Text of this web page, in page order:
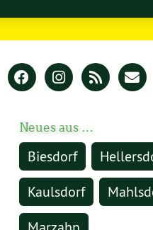
Neues aus …
Biesdorf
Kaulsdorf